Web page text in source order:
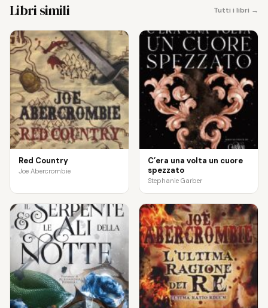
Libri simili Tutti i libri →
Red Country
Joe Abercrombie
C’era una volta un cuore
spezzato
Stephanie Garber